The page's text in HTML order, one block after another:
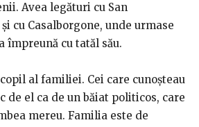
Avea legături cu San
cu Casalborgone, unde urmase
împreună cu tatăl său.
al familiei. Cei care cunoșteau
de el ca de un băiat politicos, care
mereu. Familia este de